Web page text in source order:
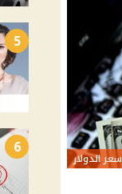
سعر الدولار
5
6